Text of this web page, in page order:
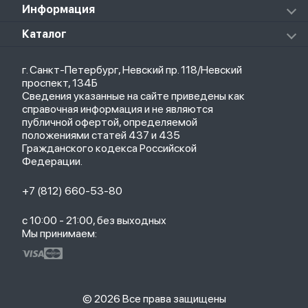
Роботы-пылесосы
Стилусы
Товары для детей
Саундбары
Мониторы
ТВ-приставки
Аксессуары к пылесосам и швабрам
Чехлы
Рюкзаки
Кабели
Зарядные устройства
Информация
О магазине
Политика конфиденциальности
Оплата и доставка
Партнерская программа
Гарантия
Обмен и возврат
Бонусы
Trade-in
Каталог
Новые поступления
Популярное
Акции
г. Санкт-Петербург, Невский пр. 118/Невский
проспект, 134Б
Сведения указанные на сайте приведены как
справочная информация и не являются
публичной офертой, определяемой
положениями статей 437 и 435
Гражданского кодекса Российской
Федерации.
+7 (812) 660-53-80
с 10:00 - 21:00, без выходных
Мы принимаем:
© 2026 Все права защищены